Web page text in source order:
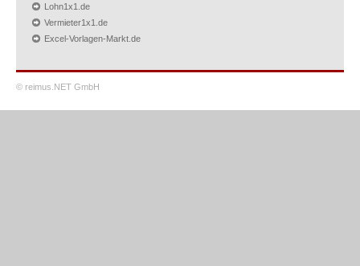
Lohn1x1.de
Vermieter1x1.de
Excel-Vorlagen-Markt.de
© reimus.NET GmbH